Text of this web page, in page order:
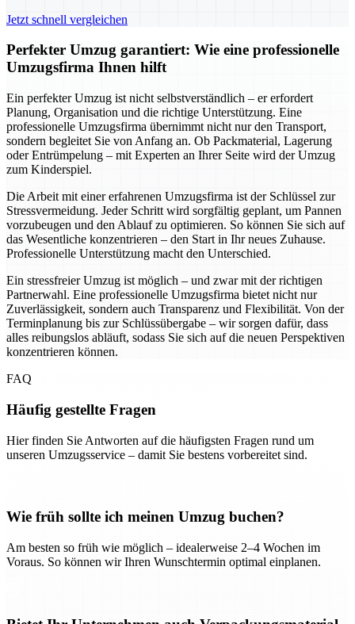
Jetzt schnell vergleichen
Perfekter Umzug garantiert: Wie eine professionelle
Umzugsfirma Ihnen hilft
Ein perfekter Umzug ist nicht selbstverständlich – er erfordert
Planung, Organisation und die richtige Unterstützung. Eine
professionelle Umzugsfirma übernimmt nicht nur den Transport,
sondern begleitet Sie von Anfang an. Ob Packmaterial, Lagerung
oder Entrümpelung – mit Experten an Ihrer Seite wird der Umzug
zum Kinderspiel.
Die Arbeit mit einer erfahrenen Umzugsfirma ist der Schlüssel zur
Stressvermeidung. Jeder Schritt wird sorgfältig geplant, um Pannen
vorzubeugen und den Ablauf zu optimieren. So können Sie sich auf
das Wesentliche konzentrieren – den Start in Ihr neues Zuhause.
Professionelle Unterstützung macht den Unterschied.
Ein stressfreier Umzug ist möglich – und zwar mit der richtigen
Partnerwahl. Eine professionelle Umzugsfirma bietet nicht nur
Zuverlässigkeit, sondern auch Transparenz und Flexibilität. Von der
Terminplanung bis zur Schlüssübergabe – wir sorgen dafür, dass
alles reibungslos abläuft, sodass Sie sich auf die neuen Perspektiven
konzentrieren können.
FAQ
Häufig gestellte Fragen
Hier finden Sie Antworten auf die häufigsten Fragen rund um
unseren Umzugsservice – damit Sie bestens vorbereitet sind.
Wie früh sollte ich meinen Umzug buchen?
Am besten so früh wie möglich – idealerweise 2–4 Wochen im
Voraus. So können wir Ihren Wunschtermin optimal einplanen.